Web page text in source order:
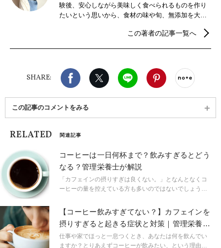
験後、安心しながら美味しく食べられるものを作り
たいという思いから、食材の味や旬、無添加を大切
発や製造・加工、店舗運営を経験。現在は腸活アド
この著者の記事一覧へ
SHARE:
Facebook X（旧twitter）
LINE Pinterest
この記事のコメントをみる
RELATED 関連記事
コーヒーは一日何杯まで？飲みすぎるとどう
なる？管理栄養士が解説
「カフェインの摂りすぎは良くない。」となんとなくコ
ーヒーの量を控えている方も多いのではないでしょう
ヒーを飲みすぎるとどうなるのかを管理栄養士が解説し
ます。
【コーヒー飲みすぎてない？】カフェインを
摂りすぎると起きる症状と対策｜管理栄養士
が解説
仕事や家でほっと一息つくとき、あなたは何を飲んでい
ますか？とりあえずコーヒーが飲みたい、という理由